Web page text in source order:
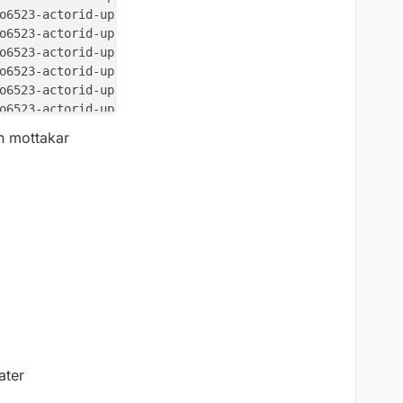
actorid-upis.edelivery.tech.ec.europa.eu/iso6523-
actorid-upis.edelivery.tech.ec.europa.eu/iso6523-
actorid-upis.edelivery.tech.ec.europa.eu/iso6523-
actorid-upis.edelivery.tech.ec.europa.eu/iso6523-
actorid-upis.edelivery.tech.ec.europa.eu/iso6523-
actorid-upis.edelivery.tech.ec.europa.eu/iso6523-
actorid-upis.edelivery.tech.ec.europa.eu/iso6523-
mottakar